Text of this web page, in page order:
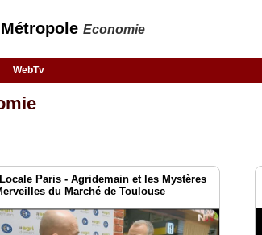
Economie
WebTv
Paris - Agridemain et les Mystères
du Marché de Toulouse